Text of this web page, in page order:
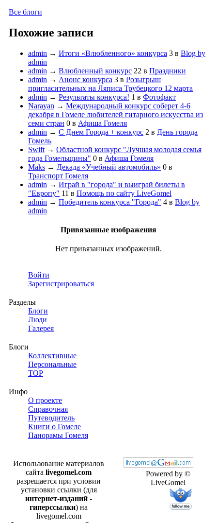
Все блоги
Похожие записи
admin → Итоги «Влюбленного» конкурса 3 в Blog by
admin
admin → Влюбленный конкурс 22 в Праздники
admin → Анонс конкурса 3 в Розыгрыш
пригласительных на Ляписа Трубецкого 12 марта
admin → Результаты конкурса! 1 в Фотофакт
Narayan → Международный конкурс соберет 4-6
декабря в Гомеле любителей гитарного искусства из
семи стран 0 в Афиша Гомеля
admin → С Днем Города + конкурс 2 в День города
Гомель
Swift → Областной конкурс "Лучшая молодая семья
года Гомельщины" 0 в Афиша Гомеля
Maks → Декада «Учебный автомобиль» 0 в
Транспорт Гомеля
admin → Играй в "города" и выиграй билеты в
"Европу" 11 в Помощь по сайту LiveGomel
admin → Победитель конкурса "Города" 4 в Blog by
admin
Привязанные изображения
Нет привязанных изображений.
Войти
Зарегистрироваться
Разделы
Блоги
Люди
Галерея
Блоги
Коллективные
Персональные
TOP
Инфо
О проекте
Справочная
Путеводитель
Книги о Гомеле
Панорамы Гомеля
Powered by ©
LiveGomel
Использование материалов
сайта livegomel.com
разрешается при условии
установки ссылки (для
интернет-изданий -
гиперссылки) на
livegomel.com